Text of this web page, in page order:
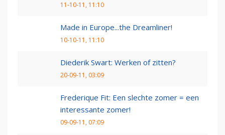
11-10-11, 11:10
Made in Europe...the Dreamliner!
10-10-11, 11:10
Diederik Swart: Werken of zitten?
20-09-11, 03:09
Frederique Fit: Een slechte zomer = een
interessante zomer!
09-09-11, 07:09